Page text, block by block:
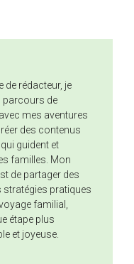
de rédacteur, je
parcours de
mes aventures
des contenus
guident et
familles. Mon
de partager des
stratégies pratiques
familial,
étape plus
et joyeuse.